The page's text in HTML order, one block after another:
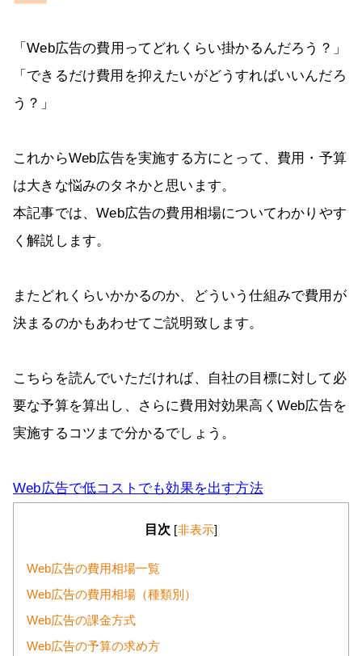
「Web広告の費用ってどれくらい掛かるんだろう？」
「できるだけ費用を抑えたいがどうすればいいんだろ
う？」
これからWeb広告を実施する方にとって、費用・予算
は大きな悩みのタネかと思います。
本記事では、Web広告の費用相場についてわかりやす
く解説します。
またどれくらいかかるのか、どういう仕組みで費用が
決まるのかもあわせてご説明致します。
こちらを読んでいただければ、自社の目標に対して必
要な予算を算出し、さらに費用対効果高くWeb広告を
実施するコツまで分かるでしょう。
Web広告で低コストでも効果を出す方法
目次 [非表示]
Web広告の費用相場一覧
Web広告の費用相場（種類別）
Web広告の課金方式
Web広告の予算の求め方